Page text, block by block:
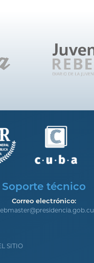
Soporte técnico
Correo electrónico:
SITIO